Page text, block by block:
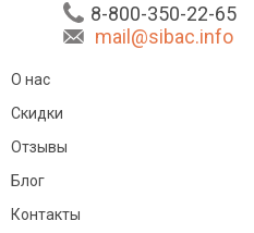
8-800-350-22-65
mail@sibac.info
О нас
Скидки
Отзывы
Блог
Контакты